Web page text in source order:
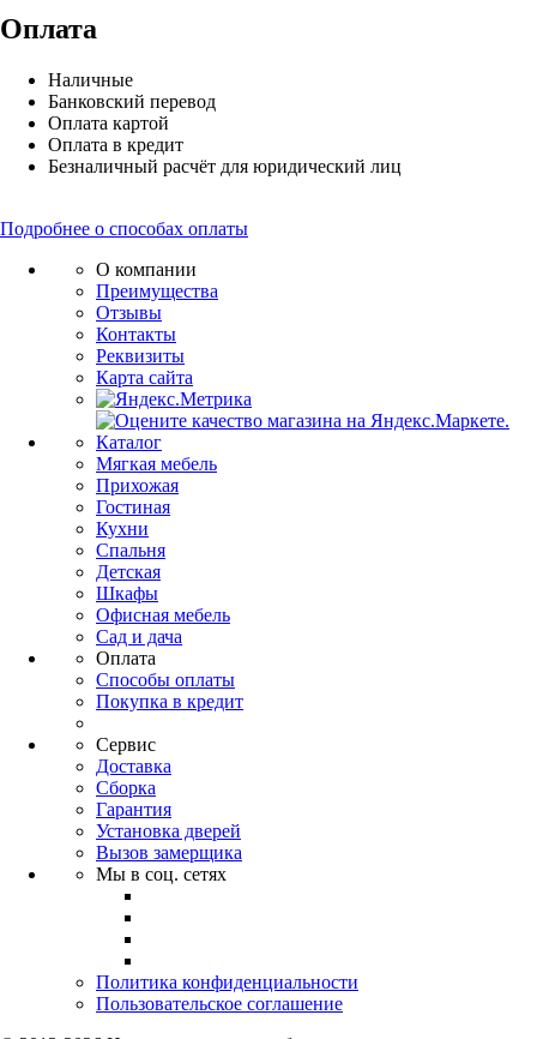
Оплата
Наличные
Банковский перевод
Оплата картой
Оплата в кредит
Безналичный расчёт для юридический лиц
Подробнее о способах оплаты
О компании
Преимущества
Отзывы
Контакты
Реквизиты
Карта сайта
Каталог
Мягкая мебель
Прихожая
Гостиная
Кухни
Спальня
Детская
Шкафы
Офисная мебель
Сад и дача
Оплата
Способы оплаты
Покупка в кредит
Сервис
Доставка
Сборка
Гарантия
Установка дверей
Вызов замерщика
Мы в соц. сетях
Политика конфиденциальности
Пользовательское соглашение